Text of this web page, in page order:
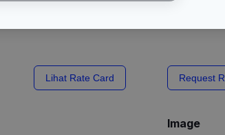
Lihat Rate Card Request
Image